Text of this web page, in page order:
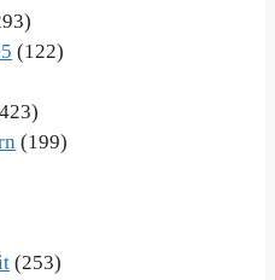
(122)
(199)
(253)